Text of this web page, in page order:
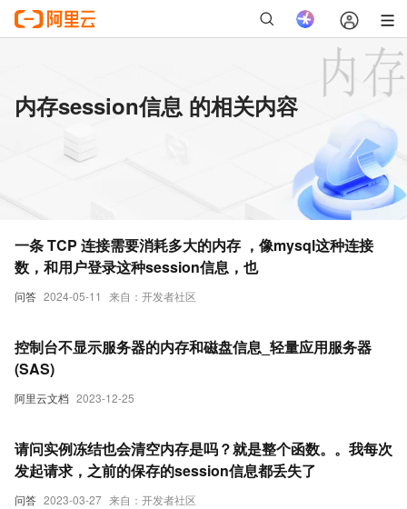
内存session信息 的相关内容
问答 2024-05-11 来自：开发者社区
一条 TCP 连接需要消耗多大的内存 ，像mysql这种连接
数，和用户登录这种session信息，也
阿里云文档 2023-12-25
控制台不显示服务器的内存和磁盘信息_轻量应用服务器
(SAS)
问答 2023-03-27 来自：开发者社区
请问实例冻结也会清空内存是吗？就是整个函数。。我每次
发起请求，之前的保存的session信息都丢失了